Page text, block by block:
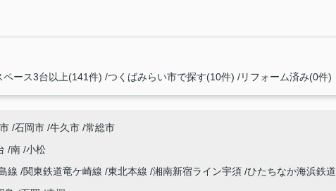
ペース3台以上(141件) つくばみらい市で探す(10件) リフォーム済み(0件)
石岡市 牛久市 常総市
南 小松
線 関東鉄道竜ケ崎線 東北本線 湘南新宿ライン宇須 ひたちなか海浜鉄道